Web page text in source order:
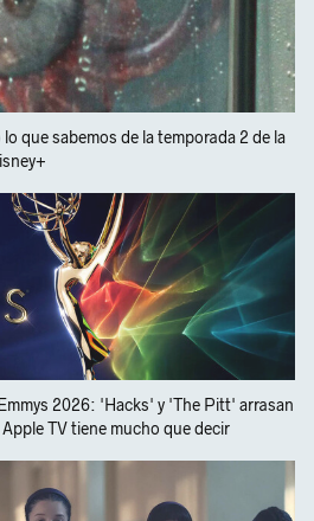
que sabemos de la temporada 2 de la
2026: 'Hacks' y 'The Pitt' arrasan
TV tiene mucho que decir